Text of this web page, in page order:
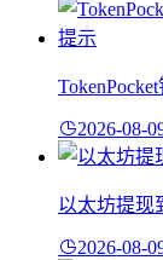
2026-08-
以太坊提现
2026-08-